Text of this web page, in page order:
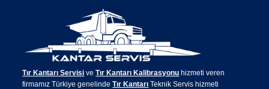
Tır Kantarı Servisi veTır Kantarı Kalibrasyonu hizmeti veren
firmamız Türkiye genelindeTır Kantarı Teknik Servis hizmeti